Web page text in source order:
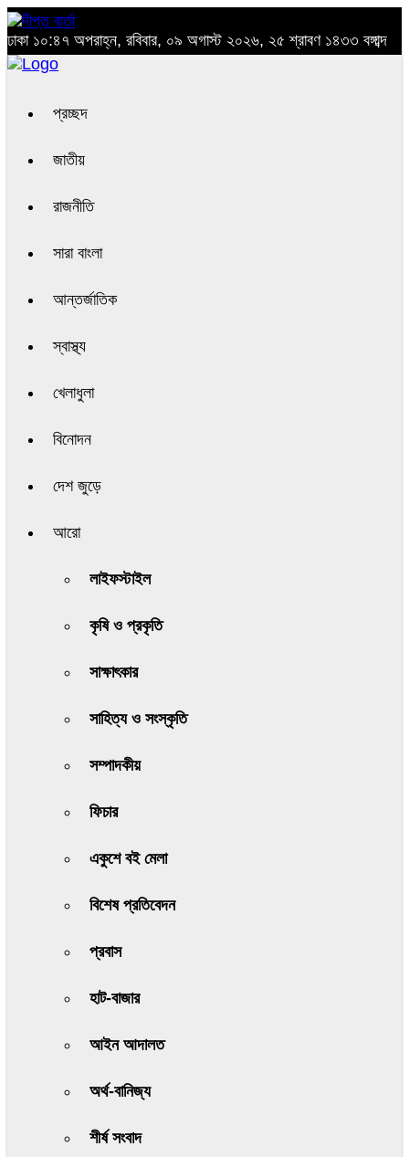
ঢাকা ১০:৪৭ অপরাহ্ন, রবিবার, ০৯ অগাস্ট ২০২৬, ২৫ শ্রাবণ ১৪৩৩ বঙ্গাব্দ
প্রচ্ছদ
জাতীয়
রাজনীতি
সারা বাংলা
আন্তর্জাতিক
স্বাস্থ্য
খেলাধুলা
বিনোদন
দেশ জুড়ে
আরো
লাইফস্টাইল
কৃষি ও প্রকৃতি
সাক্ষাৎকার
সাহিত্য ও সংস্কৃতি
সম্পাদকীয়
ফিচার
একুশে বই মেলা
বিশেষ প্রতিবেদন
প্রবাস
হাট-বাজার
আইন আদালত
অর্থ-বানিজ্য
শীর্ষ সংবাদ